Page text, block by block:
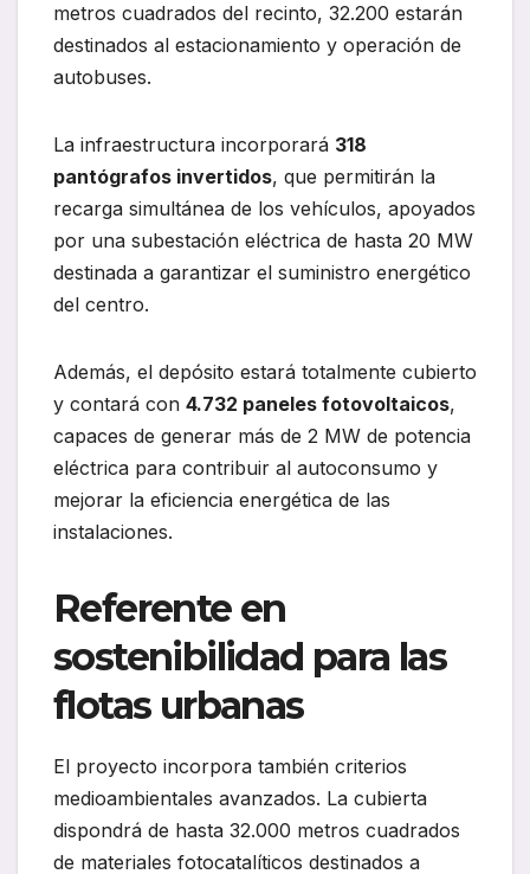
metros cuadrados del recinto, 32.200 estarán
destinados al estacionamiento y operación de
autobuses.
La infraestructura incorporará 318
pantógrafos invertidos, que permitirán la
recarga simultánea de los vehículos, apoyados
por una subestación eléctrica de hasta 20 MW
destinada a garantizar el suministro energético
del centro.
Además, el depósito estará totalmente cubierto
y contará con 4.732 paneles fotovoltaicos,
capaces de generar más de 2 MW de potencia
eléctrica para contribuir al autoconsumo y
mejorar la eficiencia energética de las
instalaciones.
Referente en
sostenibilidad para las
flotas urbanas
El proyecto incorpora también criterios
medioambientales avanzados. La cubierta
dispondrá de hasta 32.000 metros cuadrados
de materiales fotocatalíticos destinados a